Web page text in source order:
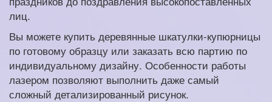
лиц.
Вы можете купить деревянные шкатулки-купюрницы
по готовому образцу или заказать всю партию по
индивидуальному дизайну. Особенности работы
лазером позволяют выполнить даже самый
сложный детализированный рисунок.